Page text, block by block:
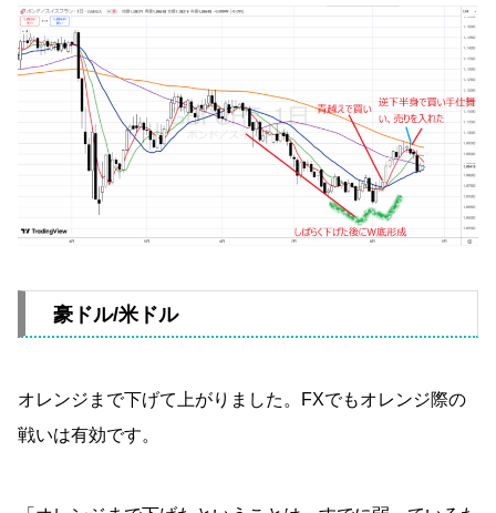
豪ドル/米ドル
オレンジまで下げて上がりました。FXでもオレンジ際の
戦いは有効です。